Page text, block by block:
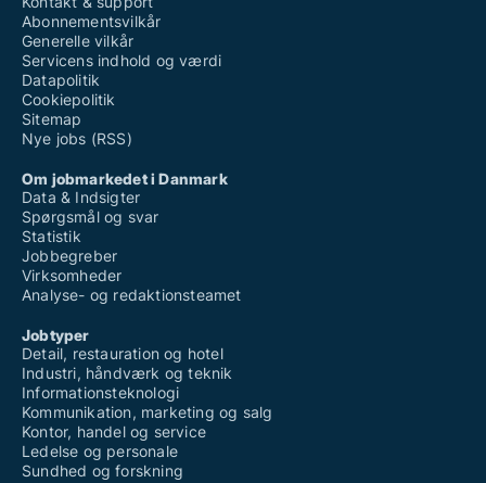
Abonnementsvilkår
Generelle vilkår
Servicens indhold og værdi
Datapolitik
Cookiepolitik
Sitemap
Nye jobs (RSS)
Om jobmarkedet i Danmark
Data & Indsigter
Spørgsmål og svar
Statistik
Jobbegreber
Virksomheder
Analyse- og redaktionsteamet
Jobtyper
Detail, restauration og hotel
Industri, håndværk og teknik
Informationsteknologi
Kommunikation, marketing og salg
Kontor, handel og service
Ledelse og personale
Sundhed og forskning